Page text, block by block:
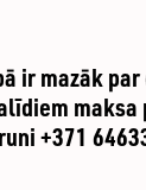
ir mazāk
+371